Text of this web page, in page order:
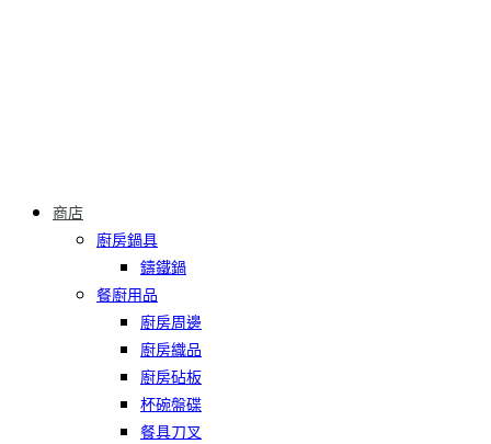
商店
廚房鍋具
鑄鐵鍋
餐廚用品
廚房周邊
廚房織品
廚房砧板
杯碗盤碟
餐具刀叉